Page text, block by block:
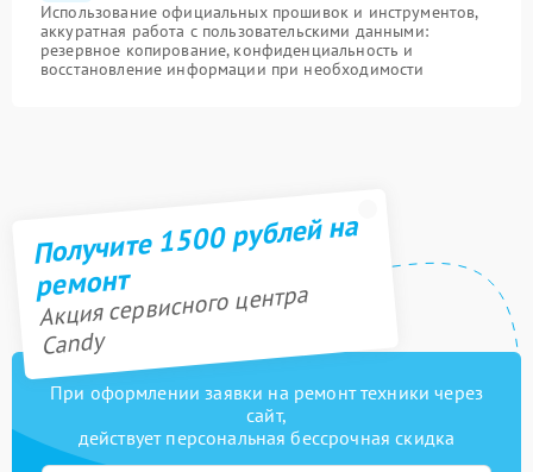
Использование официальных прошивок и инструментов,
аккуратная работа с пользовательскими данными:
резервное копирование, конфиденциальность и
восстановление информации при необходимости
Получите 1500 рублей на
ремонт
Акция сервисного центра
Candy
При оформлении заявки на ремонт техники через
сайт,
действует персональная бессрочная скидка